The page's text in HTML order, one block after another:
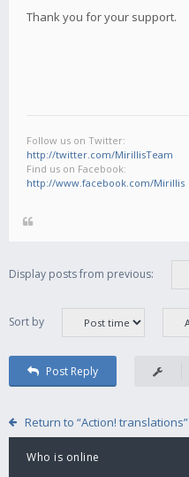
Thank you for your support.
Follow us on Twitter:
http://twitter.com/MirillisTeam
Find us on Facebook:
http://www.facebook.com/Mirillis
Display posts from previous:
Sort by
Post Reply
Return to “Action! translations”
Who is online